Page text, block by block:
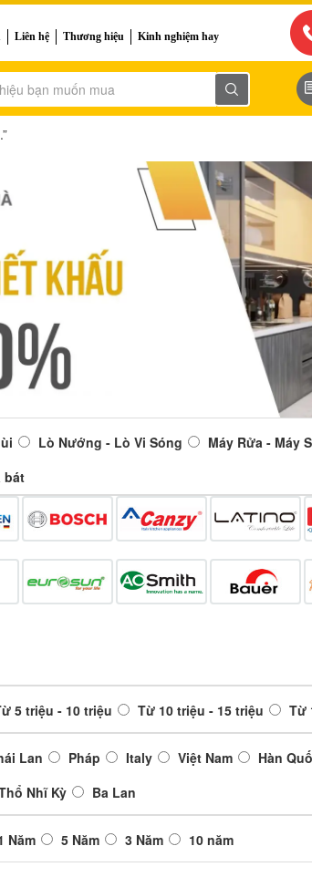
Liên hệ Thương hiệu Kinh nghiệm hay
Lò Nướng - Lò Vi Sóng Máy Rửa - Máy
bát
5 triệu - 10 triệu Từ 10 triệu - 15 triệu Từ
Lan Pháp Italy Việt Nam Hàn
Nhĩ Kỳ Ba Lan
Năm 5 Năm 3 Năm 10 năm